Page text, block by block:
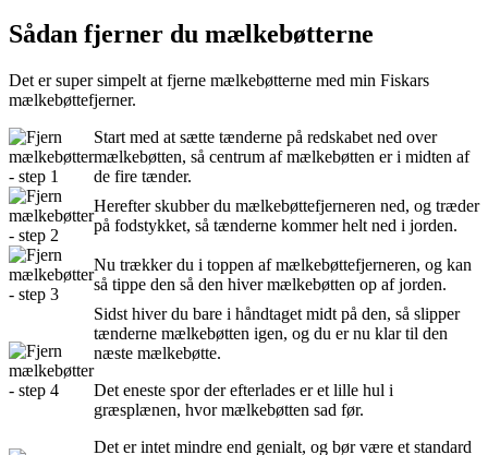
Sådan fjerner du mælkebøtterne
Det er super simpelt at fjerne mælkebøtterne med min Fiskars
mælkebøttefjerner.
Start med at sætte tænderne på redskabet ned over
mælkebøtten, så centrum af mælkebøtten er i midten af
de fire tænder.
Herefter skubber du mælkebøttefjerneren ned, og træder
på fodstykket, så tænderne kommer helt ned i jorden.
Nu trækker du i toppen af mælkebøttefjerneren, og kan
så tippe den så den hiver mælkebøtten op af jorden.
Sidst hiver du bare i håndtaget midt på den, så slipper
tænderne mælkebøtten igen, og du er nu klar til den
næste mælkebøtte.
Det eneste spor der efterlades er et lille hul i
græsplænen, hvor mælkebøtten sad før.
Det er intet mindre end genialt, og bør være et standard